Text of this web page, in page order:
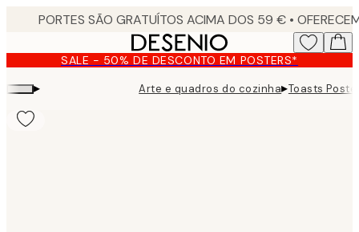
content. SALE - 50% DE DESCONTO EM POSTERS*
▸ Arte e quadros do cozinha▸Toasts